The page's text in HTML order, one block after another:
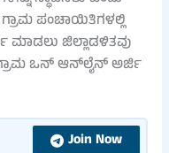
ಪಂಚಾಯಿತಿಗಳಲ್ಲಿ
ಮಾಡಲು ಜಿಲ್ಲಾಡಳಿತವು
ಗ್ರಾಮ ಒನ್ ಆನ್‌ಲೈನ್ ಅರ್ಜಿ
Join Now